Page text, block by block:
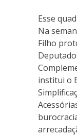
Esse
Na
Filho
institui o